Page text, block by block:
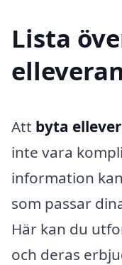
Lista
Att byta
inte vara
information
som passar
Här kan du
och deras